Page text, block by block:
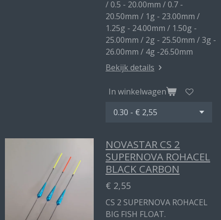
/ 0.5 - 20.00mm / 0.7 -
20.50mm / 1g - 23.00mm /
1.25g - 24.00mm / 1.50g -
25.00mm / 2g - 25.50mm / 3g -
26.00mm / 4g -26.50mm
Bekijk details
In winkelwagen
NOVASTAR CS 2
SUPERNOVA ROHACEL
BLACK CARBON
€ 2,55
CS 2 SUPERNOVA ROHACEL
BIG FISH FLOAT.